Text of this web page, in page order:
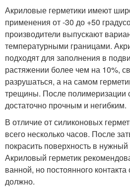
Акриловые герметики имеют
применения от -30 до +50
производители выпускают
температурными границами.
подходят для заполнения в
растяжении более чем на 10%,
разрушаться, а на самом
трещины. После полимеризации
достаточно прочным и негибким.
В отличие от силиконовых
всего несколько часов. После
покрасить поверхность в нужный
Акриловый герметик
ванной, но постоянного
должно.